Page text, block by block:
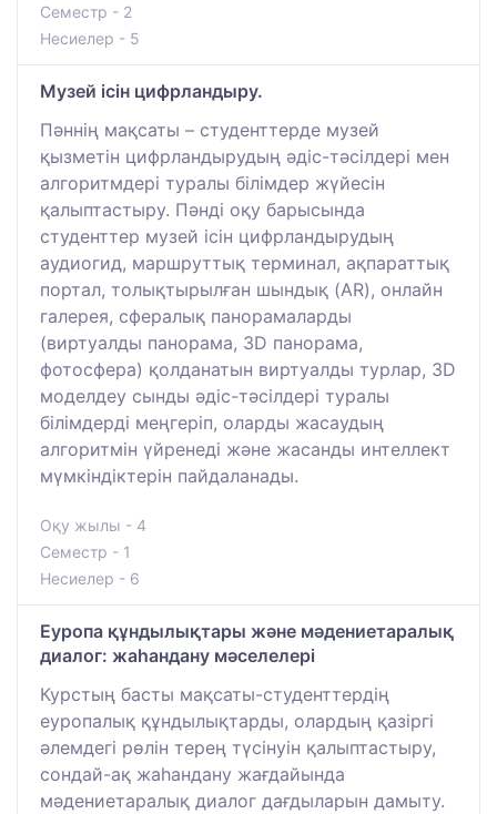
Семестр - 2
Несиелер - 5
Музей ісін цифрландыру.
Пәннің мақсаты – студенттерде музей
қызметін цифрландырудың әдіс-тәсілдері мен
алгоритмдері туралы білімдер жүйесін
қалыптастыру. Пәнді оқу барысында
студенттер музей ісін цифрландырудың
аудиогид, маршруттық терминал, ақпараттық
портал, толықтырылған шындық (AR), онлайн
галерея, сфералық панорамаларды
(виртуалды панорама, 3D панорама,
фотосфера) қолданатын виртуалды турлар, 3D
моделдеу сынды әдіс-тәсілдері туралы
білімдерді меңгеріп, оларды жасаудың
алгоритмін үйренеді және жасанды интеллект
мүмкіндіктерін пайдаланады.
Оқу жылы - 4
Семестр - 1
Несиелер - 6
Еуропа құндылықтары және мәдениетаралық
диалог: жаһандану мәселелері
Курстың басты мақсаты-студенттердің
еуропалық құндылықтарды, олардың қазіргі
әлемдегі рөлін терең түсінуін қалыптастыру,
сондай-ақ жаһандану жағдайында
мәдениетаралық диалог дағдыларын дамыту.